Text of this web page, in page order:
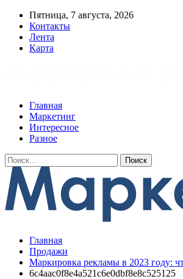
Пятница, 7 августа, 2026
Контакты
Лента
Карта
Главная
Маркетинг
Интересное
Разное
Главная
Продажи
Маркировка рекламы в 2023 году:
6c4aac0f8e4a521c6e0dbf8e8c525125